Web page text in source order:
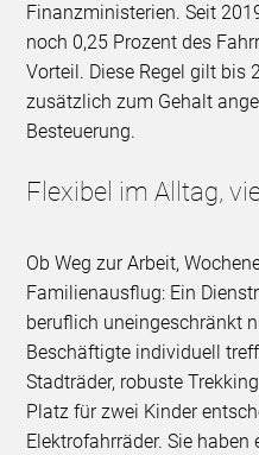
Finanzministerien. Seit
noch 0,25 Prozent des
Vorteil. Diese Regel gilt bis
zusätzlich zum Gehalt
Besteuerung.
Flexibel im Alltag,
Ob Weg zur Arbeit,
Familienausflug: Ein
beruflich uneingeschränkt
Beschäftigte individuell
Stadträder, robuste
Platz für zwei Kinder
Elektrofahrräder. Sie